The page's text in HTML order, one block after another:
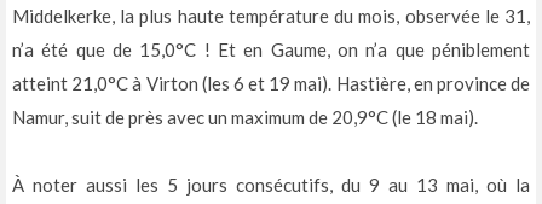
Middelkerke, la plus haute température du mois, observée le 31,
n’a été que de 15,0°C ! Et en Gaume, on n’a que péniblement
atteint 21,0°C à Virton (les 6 et 19 mai). Hastière, en province de
Namur, suit de près avec un maximum de 20,9°C (le 18 mai).
À noter aussi les 5 jours consécutifs, du 9 au 13 mai, où la